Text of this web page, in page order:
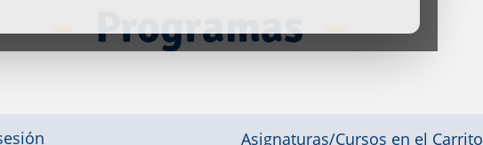
Programas
Asignaturas/Cursos en el Carrito